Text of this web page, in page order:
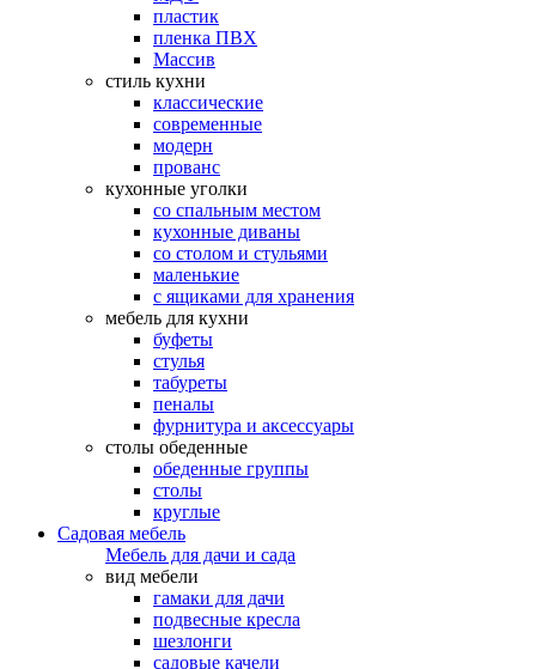
пластик
пленка ПВХ
Массив
стиль кухни
классические
современные
модерн
прованс
кухонные уголки
со спальным местом
кухонные диваны
со столом и стульями
маленькие
с ящиками для хранения
мебель для кухни
буфеты
стулья
табуреты
пеналы
фурнитура и аксессуары
столы обеденные
обеденные группы
столы
круглые
Садовая мебель
Мебель для дачи и сада
вид мебели
гамаки для дачи
подвесные кресла
шезлонги
садовые качели